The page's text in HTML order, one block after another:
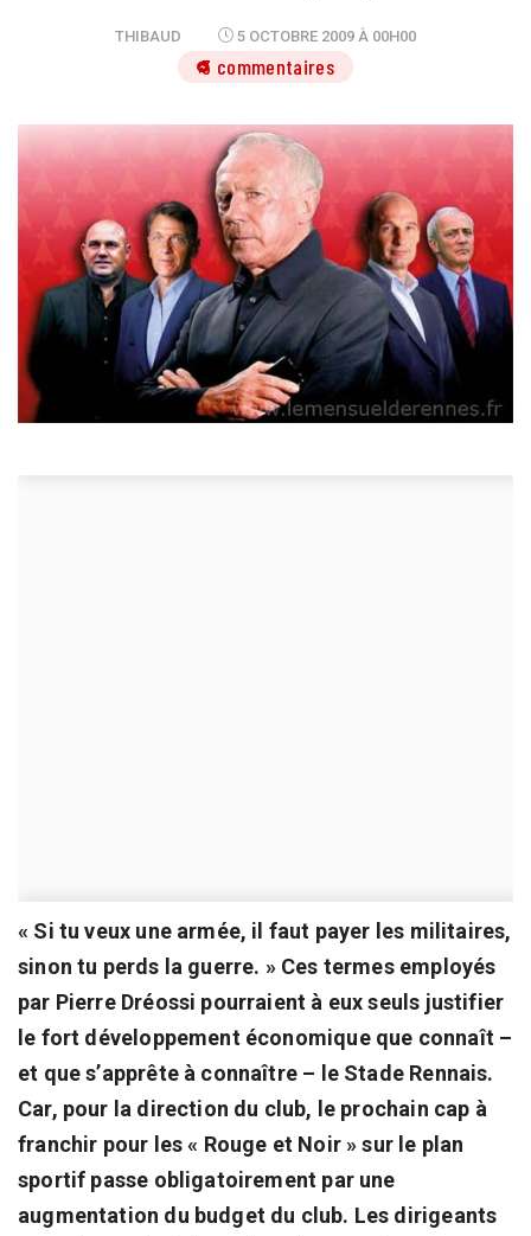
THIBAUD 5 OCTOBRE 2009 À 00H00
3 commentaires
« Si tu veux une armée, il faut payer les militaires,
sinon tu perds la guerre. » Ces termes employés
par Pierre Dréossi pourraient à eux seuls justifier
le fort développement économique que connaît –
et que s’apprête à connaître – le Stade Rennais.
Car, pour la direction du club, le prochain cap à
franchir pour les « Rouge et Noir » sur le plan
sportif passe obligatoirement par une
augmentation du budget du club. Les dirigeants